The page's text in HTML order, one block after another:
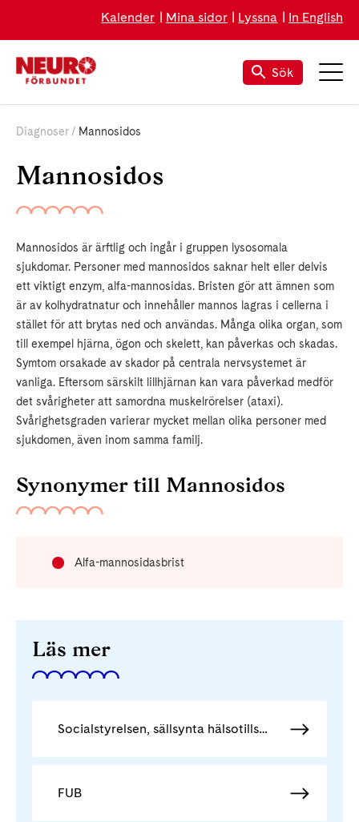
Kalender Mina sidor Lyssna In English
Sök
Diagnoser Mannosidos
Mannosidos
Mannosidos är ärftlig och ingår i gruppen lysosomala
sjukdomar. Personer med mannosidos saknar helt eller delvis
ett viktigt enzym, alfa-mannosidas. Bristen gör att ämnen som
är av kolhydratnatur och innehåller mannos lagras i cellerna i
stället för att brytas ned och användas. Många olika organ, som
till exempel hjärna, ögon och skelett, kan påverkas och skadas.
Symtom orsakade av skador på centrala nervsystemet är
vanliga. Eftersom särskilt lillhjärnan kan vara påverkad medför
det svårigheter att samordna muskelrörelser (ataxi).
Svårighetsgraden varierar mycket mellan olika personer med
sjukdomen, även inom samma familj.
Synonymer till Mannosidos
Alfa-mannosidasbrist
Läs mer
Socialstyrelsen, sällsynta hälsotillstånd
FUB